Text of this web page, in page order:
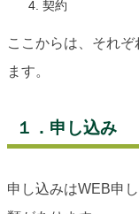
契約
ここからは、それ
ます。
１．申し込み
申し込みはWEB申